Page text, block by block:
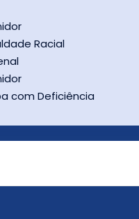
Racial
com Deficiência